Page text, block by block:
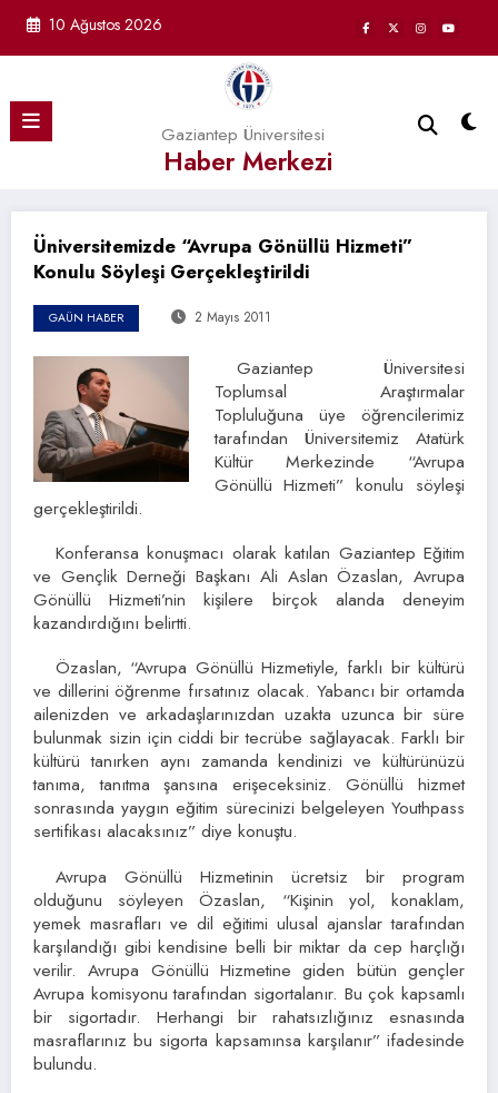
10 Ağustos 2026
Gaziantep Üniversitesi
Haber Merkezi
Üniversitemizde “Avrupa Gönüllü Hizmeti”
Konulu Söyleşi Gerçekleştirildi
GAÜN HABER 2 Mayıs 2011
Gaziantep Üniversitesi
Toplumsal Araştırmalar
Topluluğuna üye öğrencilerimiz
tarafından Üniversitemiz Atatürk
Kültür Merkezinde “Avrupa
Gönüllü Hizmeti” konulu söyleşi
gerçekleştirildi.
Konferansa konuşmacı olarak katılan Gaziantep Eğitim
ve Gençlik Derneği Başkanı Ali Aslan Özaslan, Avrupa
Gönüllü Hizmeti’nin kişilere birçok alanda deneyim
kazandırdığını belirtti.
Özaslan, “Avrupa Gönüllü Hizmetiyle, farklı bir kültürü
ve dillerini öğrenme fırsatınız olacak. Yabancı bir ortamda
ailenizden ve arkadaşlarınızdan uzakta uzunca bir süre
bulunmak sizin için ciddi bir tecrübe sağlayacak. Farklı bir
kültürü tanırken aynı zamanda kendinizi ve kültürünüzü
tanıma, tanıtma şansına erişeceksiniz. Gönüllü hizmet
sonrasında yaygın eğitim sürecinizi belgeleyen Youthpass
sertifikası alacaksınız” diye konuştu.
Avrupa Gönüllü Hizmetinin ücretsiz bir program
olduğunu söyleyen Özaslan, “Kişinin yol, konaklam,
yemek masrafları ve dil eğitimi ulusal ajanslar tarafından
karşılandığı gibi kendisine belli bir miktar da cep harçlığı
verilir. Avrupa Gönüllü Hizmetine giden bütün gençler
Avrupa komisyonu tarafından sigortalanır. Bu çok kapsamlı
bir sigortadır. Herhangi bir rahatsızlığınız esnasında
masraflarınız bu sigorta kapsamınsa karşılanır” ifadesinde
bulundu.